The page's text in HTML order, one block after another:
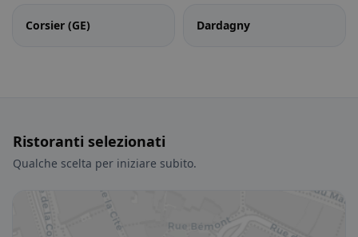
Corsier (GE) Dardagny
Ristoranti selezionati
Qualche scelta per iniziare subito.